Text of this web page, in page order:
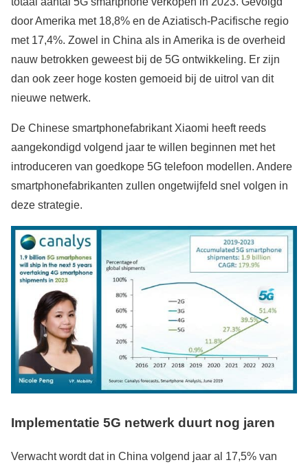
door Amerika met 18,8% en de Aziatisch-Pacifische regio
met 17,4%. Zowel in China als in Amerika is de overheid
nauw betrokken geweest bij de 5G ontwikkeling. Er zijn
dan ook zeer hoge kosten gemoeid bij de uitrol van dit
nieuwe netwerk.
De Chinese smartphonefabrikant Xiaomi heeft reeds
aangekondigd volgend jaar te willen beginnen met het
introduceren van goedkope 5G telefoon modellen. Andere
smartphonefabrikanten zullen ongetwijfeld snel volgen in
deze strategie.
Implementatie 5G netwerk duurt nog jaren
Verwacht wordt dat in China volgend jaar al 17,5% van